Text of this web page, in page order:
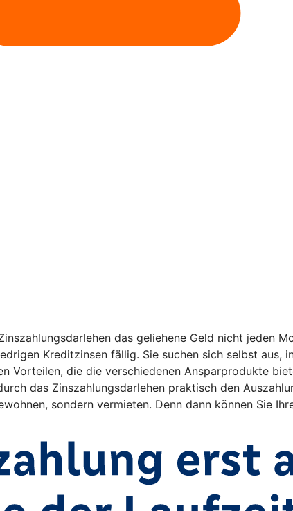
das geliehene Geld nicht jeden
Kreditzinsen fällig. Sie suchen sich selbst aus,
Vorteilen, die die verschiedenen Ansparprodukte
das Zinszahlungsdarlehen praktisch den
sondern vermieten. Denn dann können Sie